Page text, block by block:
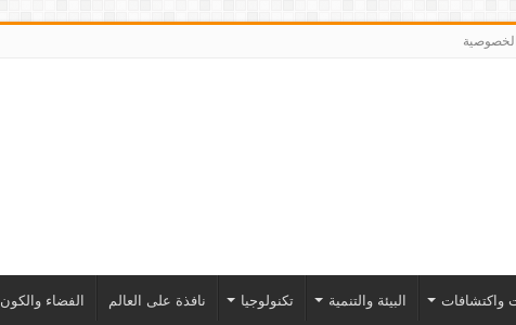
واكتشافات البيئة والتنمية تكنولوجيا نافذة على العالم الفضاء والكون